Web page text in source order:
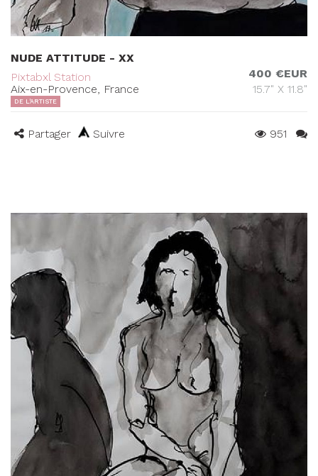
NUDE ATTITUDE - XX
Pixtabxl Station
Aix-en-Provence, France
400 €EUR
15.7" X 11.8"
DE L'ARTISTE
Partager Suivre 951